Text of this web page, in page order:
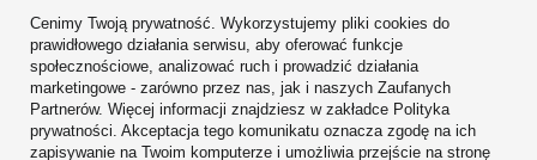
Konto
Regulaminy
Zobacz również
Cenimy Twoją prywatność. Wykorzystujemy pliki cookies do
prawidłowego działania serwisu, aby oferować funkcje
społecznościowe, analizować ruch i prowadzić działania
marketingowe - zarówno przez nas, jak i naszych Zaufanych
Partnerów. Więcej informacji znajdziesz w zakładce Polityka
prywatności. Akceptacja tego komunikatu oznacza zgodę na ich
zapisywanie na Twoim komputerze i umożliwia przejście na stronę